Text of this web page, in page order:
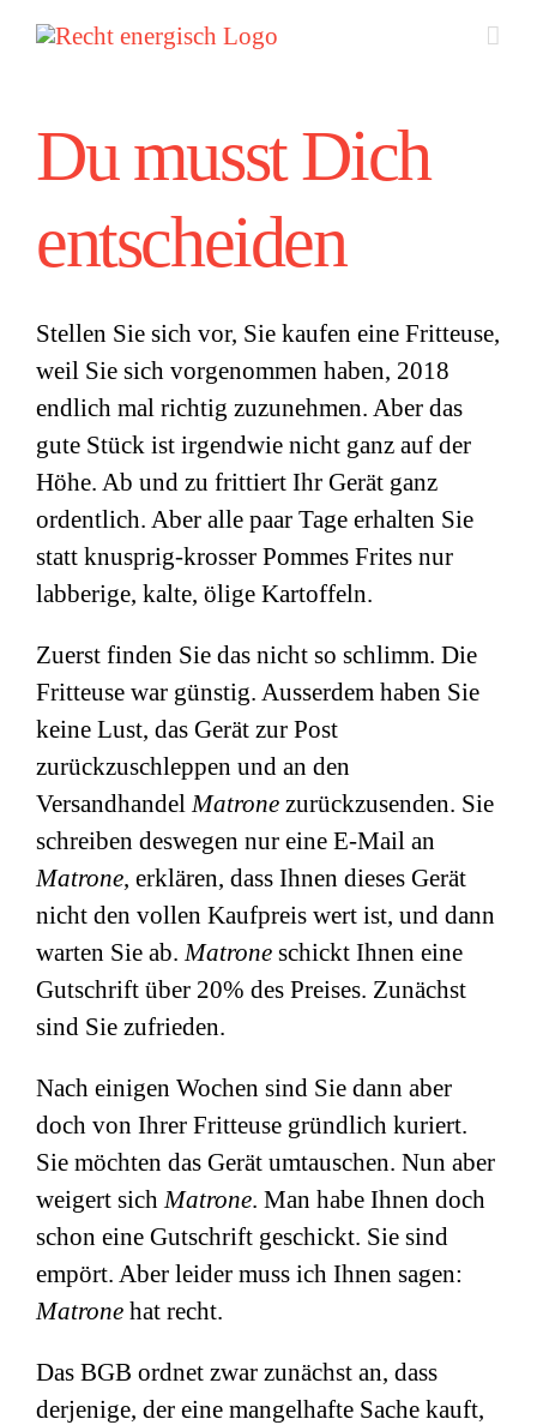
Zum
Inhalt
Du musst Dich
entscheiden
Stellen Sie sich vor, Sie kaufen eine Fritteuse,
weil Sie sich vorgenommen haben, 2018
endlich mal richtig zuzunehmen. Aber das
gute Stück ist irgendwie nicht ganz auf der
Höhe. Ab und zu frittiert Ihr Gerät ganz
ordentlich. Aber alle paar Tage erhalten Sie
statt knusprig-krosser Pommes Frites nur
labberige, kalte, ölige Kartoffeln.
Zuerst finden Sie das nicht so schlimm. Die
Fritteuse war günstig. Ausserdem haben Sie
keine Lust, das Gerät zur Post
zurückzuschleppen und an den
VersandhandelMatrone zurückzusenden. Sie
schreiben deswegen nur eine E-Mail an
Matrone, erklären, dass Ihnen dieses Gerät
nicht den vollen Kaufpreis wert ist, und dann
warten Sie ab.Matrone schickt Ihnen eine
Gutschrift über 20% des Preises. Zunächst
sind Sie zufrieden.
Nach einigen Wochen sind Sie dann aber
doch von Ihrer Fritteuse gründlich kuriert.
Sie möchten das Gerät umtauschen. Nun aber
weigert sichMatrone. Man habe Ihnen doch
schon eine Gutschrift geschickt. Sie sind
empört. Aber leider muss ich Ihnen sagen:
Matrone hat recht.
Das BGB ordnet zwar zunächst an, dass
derjenige, der eine mangelhafte Sache kauft,